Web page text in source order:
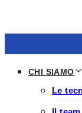
CHI SIAMO
Le